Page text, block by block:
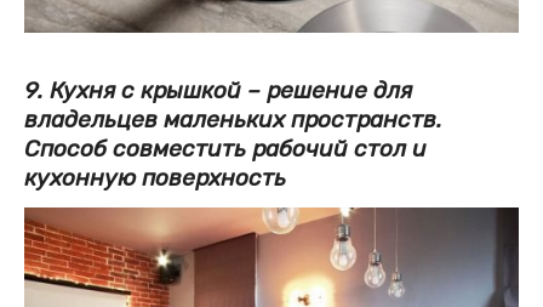
9. Кухня с крышкой – решение для
владельцев маленьких пространств.
Способ совместить рабочий стол и
кухонную поверхность